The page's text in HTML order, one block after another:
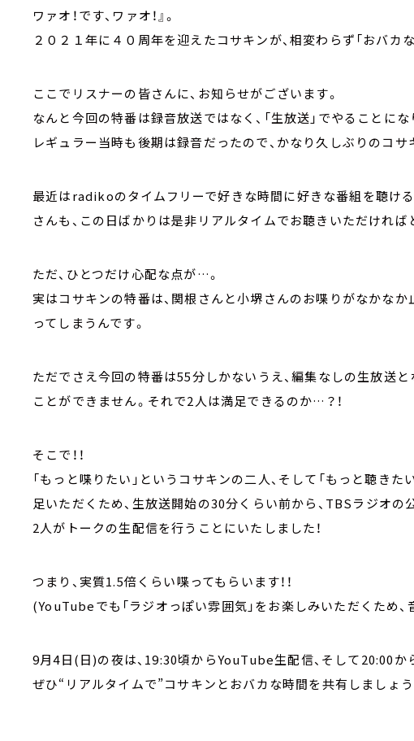
ワァオ！です、ワァオ！』。
２０２１年に４０周年を迎えたコサキンが、相変わらず「おバカ
ここでリスナーの皆さんに、お知らせがございます。
なんと今回の特番は録音放送ではなく、「生放送」でやることにな
レギュラー当時も後期は録音だったので、かなり久しぶりのコサ
最近はradikoのタイムフリーで好きな時間に好きな番組を聴け
さんも、この日ばかりは是非リアルタイムでお聴きいただければ
ただ、ひとつだけ心配な点が…。
実はコサキンの特番は、関根さんと小堺さんのお喋りがなかな
ってしまうんです。
ただでさえ今回の特番は55分しかないうえ、編集なしの生放送
ことができません。それで2人は満足できるのか…？！
そこで！！
「もっと喋りたい」というコサキンの二人、そして「もっと聴き
足いただくため、生放送開始の30分くらい前から、TBSラジオ
2人がトークの生配信を行うことにいたしました！
つまり、実質1.5倍くらい喋ってもらいます！！
(YouTubeでも「ラジオっぽい雰囲気」をお楽しみいただくため
9月4日(日)の夜は、19:30頃からYouTube生配信、そして20:00か
ぜひ“リアルタイムで”コサキンとおバカな時間を共有しましょう